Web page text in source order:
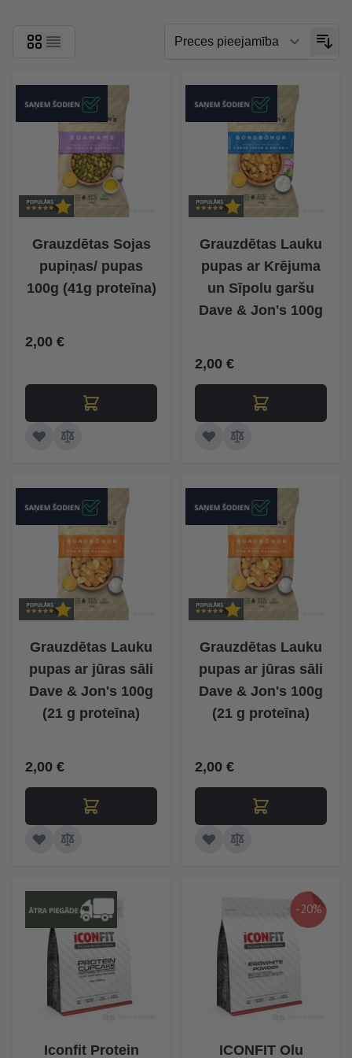
Grauzdētas Sojas
pupiņas/ pupas
100g (41g proteīna)
2,00 €
Grauzdētas Lauku
pupas ar Krējuma
un Sīpolu garšu
Dave & Jon's 100g
2,00 €
Grauzdētas Lauku
pupas ar jūras sāli
Dave & Jon's 100g
(21 g proteīna)
2,00 €
Grauzdētas Lauku
pupas ar jūras sāli
Dave & Jon's 100g
(21 g proteīna)
2,00 €
Iconfit Protein
-20%
ICONFIT Olu